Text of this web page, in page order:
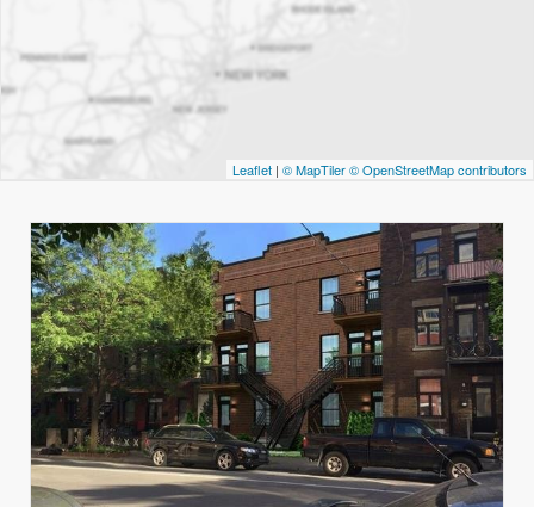
Leaflet | © MapTiler© OpenStreetMap contributors